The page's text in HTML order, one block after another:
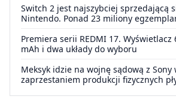
Switch 2 jest najszybciej sprzedającą
Nintendo. Ponad 23 miliony
Premiera serii REDMI 17.
mAh i dwa układy do wyboru
Meksyk idzie na wojnę sądową z Sony
zaprzestaniem produkcji fizycznych